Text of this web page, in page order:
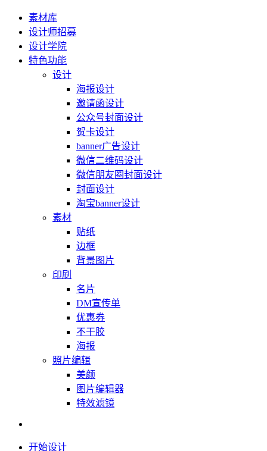
素材库
设计师招募
设计学院
特色功能
设计
海报设计
邀请函设计
公众号封面设计
贺卡设计
banner广告设计
微信二维码设计
微信朋友圈封面设计
封面设计
淘宝banner设计
素材
贴纸
边框
背景图片
印刷
名片
DM宣传单
优惠券
不干胶
海报
照片编辑
美颜
图片编辑器
特效滤镜
开始设计